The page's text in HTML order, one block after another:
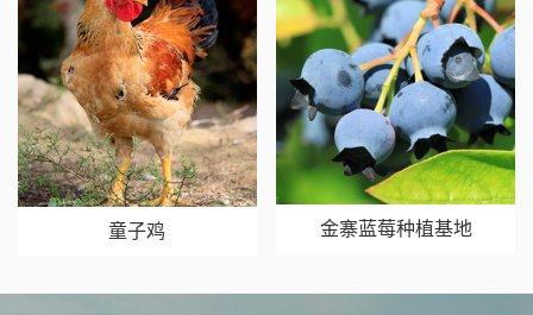
童子鸡 金寨蓝莓种植基地